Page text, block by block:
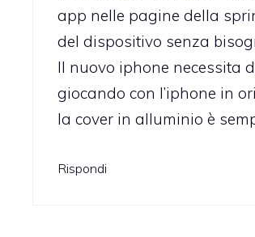
app nelle pagine della
del dispositivo senza
Il nuovo iphone necessita
giocando con l’iphone in
la cover in alluminio è
Rispondi